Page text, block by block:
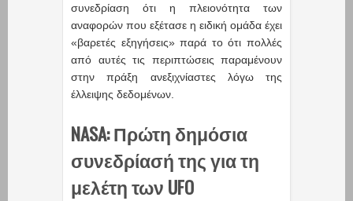
συνεδρίαση ότι η πλειονότητα των
αναφορών που εξέτασε η ειδική ομάδα έχει
«βαρετές εξηγήσεις» παρά το ότι πολλές
από αυτές τις περιπτώσεις παραμένουν
στην πράξη ανεξιχνίαστες λόγω της
έλλειψης δεδομένων.
NASA: Πρώτη δημόσια
συνεδρίασή της για τη
μελέτη των UFO